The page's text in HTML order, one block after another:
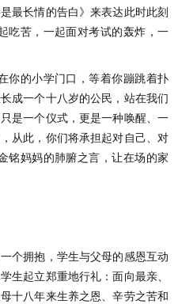
长情的告白》来表达此时此刻
吃苦，一起面对考试的轰炸，一
的小学门口，等着你蹦跳着扑
成一个十八岁的公民，站在我们
是一个仪式，更是一种唤醒、一
从此，你们将承担起对自己、对
铭妈妈的肺腑之言，让在场的家
拥抱，学生与父母的感恩互动
生起立郑重地行礼：面向最亲、
十八年来生养之恩、辛劳之苦和